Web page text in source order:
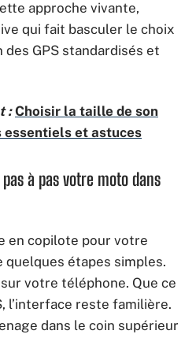
approche vivante,
qui fait basculer le choix
des GPS standardisés et
: Choisir la taille de son
essentiels et astuces
à pas votre moto dans
en copilote pour votre
étapes simples.
votre téléphone. Que ce
l’interface reste familière.
dans le coin supérieur